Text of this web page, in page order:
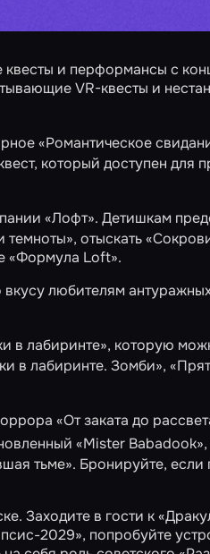
и перформансы с
VR-квесты и
«Романтическое
который доступен для
«Лофт». Детишкам
темноты», отыскать
«Формула Loft».
любителям
в лабиринте», которую
в лабиринте. Зомби»,
«От заката до
«Mister Babadook»
тьме». Бронируйте, если
Заходите в гости к
2029», попробуйте